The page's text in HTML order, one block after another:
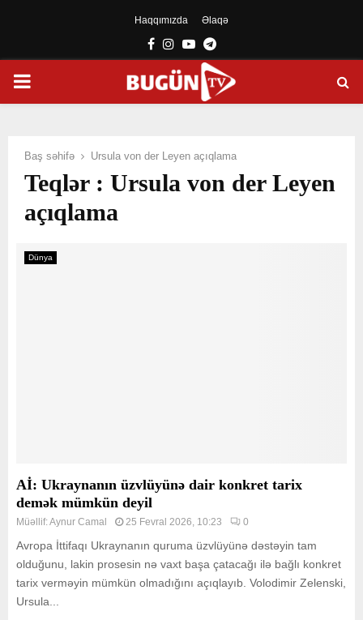
Haqqımızda Əlaqə
Facebook
Instagram
YoutubeTelegram
PRIMARY
Baş səhifə Ursula von der Leyen açıqlama
Teqlər : Ursula von der Leyen
açıqlama
Dünya
Aİ: Ukraynanın üzvlüyünə dair konkret tarix
demək mümkün deyil
Müəllif:Aynur Camal 25 Fevral 2026, 10:23 0
Avropa İttifaqı Ukraynanın quruma üzvlüyünə dəstəyin tam
olduğunu, lakin prosesin nə vaxt başa çatacağı ilə bağlı konkret
tarix verməyin mümkün olmadığını açıqlayıb. Volodimir Zelenski,
Ursula...